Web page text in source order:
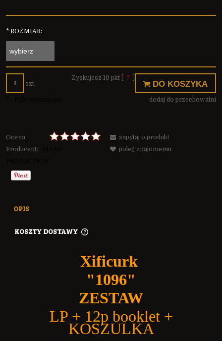
* ROZMIAR:
szt. DO KOSZYKA
Zyskujesz 10 pkt [ ?
dodaj do przechowalni
Ocena:
Producent:
zapytaj o produkt
poleć znajomemu
OPIS
KOSZTY DOSTAWY
CENA NIE ZAWIERA EWENTUALNYCH KOSZTÓW PŁATNOŚCI
Xificurk
"1096"
ZESTAW
LP + 12p booklet +
KOSZULKA